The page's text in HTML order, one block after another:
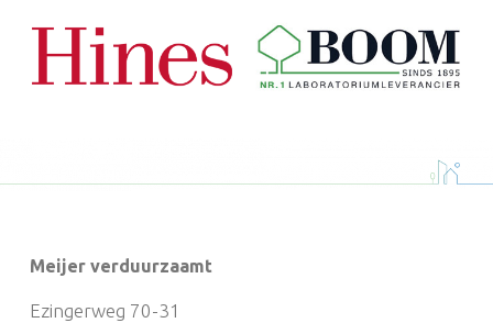
Meijer verduurzaamt
Ezingerweg 70-31